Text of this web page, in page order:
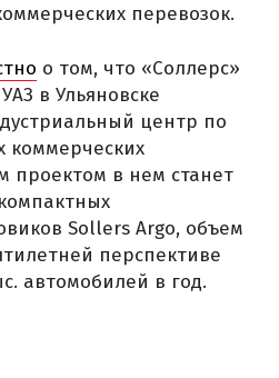
перевозок.
о том, что «Соллерс»
в Ульяновске
центр по
коммерческих
проектом в нем станет
Sollers Argo, объем
перспективе
автомобилей в год.